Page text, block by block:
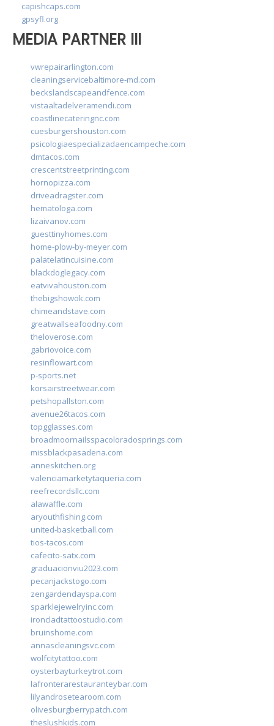
capishcaps.com
gpsyfl.org
MEDIA PARTNER III
vwrepairarlington.com
cleaningservicebaltimore-md.com
beckslandscapeandfence.com
vistaaltadelveramendi.com
coastlinecateringnc.com
cuesburgershouston.com
psicologiaespecializadaencampeche.com
dmtacos.com
crescentstreetprinting.com
hornopizza.com
driveadragster.com
hematologa.com
lizaivanov.com
guesttinyhomes.com
home-plow-by-meyer.com
palatelatincuisine.com
blackdoglegacy.com
eatvivahouston.com
thebigshowok.com
chimeandstave.com
greatwallseafoodny.com
theloverose.com
gabriovoice.com
resinflowart.com
p-sports.net
korsairstreetwear.com
petshopallston.com
avenue26tacos.com
topgglasses.com
broadmoornailsspacoloradosprings.com
missblackpasadena.com
anneskitchen.org
valenciamarketytaqueria.com
reefrecordsllc.com
alawaffle.com
aryouthfishing.com
united-basketball.com
tios-tacos.com
cafecito-satx.com
graduacionviu2023.com
pecanjackstogo.com
zengardendayspa.com
sparklejewelryinc.com
ironcladtattoostudio.com
bruinshome.com
annascleaningsvc.com
wolfcitytattoo.com
oysterbayturkeytrot.com
lafronterarestauranteybar.com
lilyandrosetearoom.com
olivesburgberrypatch.com
theslushkids.com